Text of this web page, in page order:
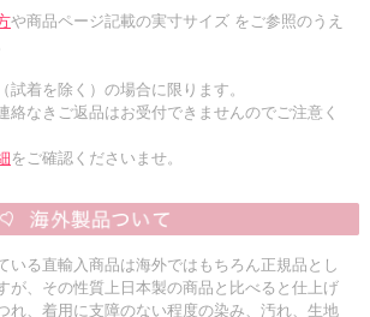
や商品ページ記載の実寸サイズ をご参照のうえ
試着を除く）の場合に限ります。
絡なきご返品はお受付できませんのでご注意く
をご確認くださいませ。
いる直輸入商品は海外ではもちろん正規品とし
が、その性質上日本製の商品と比べると仕上げ
れ、着用に支障のない程度の染み、汚れ、生地